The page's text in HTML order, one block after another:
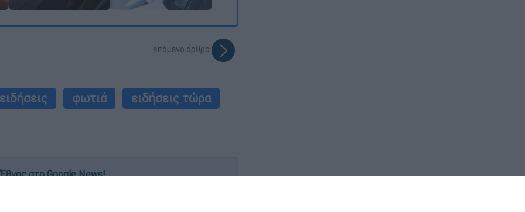
επόμενο άρθρο
ειδήσεις φωτιά
ειδήσεις τώρα
στο Google News!